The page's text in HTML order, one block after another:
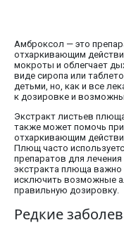
Амброксол — это
отхаркивающим
мокроты и облегчает
виде сиропа или
детьми, но, как и все
к дозировке и
Экстракт листьев
также может помочь
отхаркивающим
Плющ часто
препаратов для
экстракта плюща важно
исключить возможные
правильную дозировку.
Редкие